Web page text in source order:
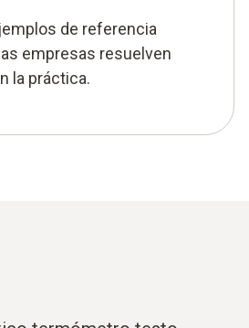
de referencia
empresas resuelven
la práctica.